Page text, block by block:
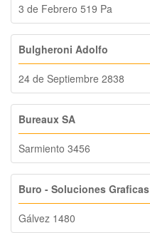
3 de Febrero 519 Pa
Bulgheroni Adolfo
24 de Septiembre 2838
Bureaux SA
Sarmiento 3456
Buro - Soluciones Graficas
Gálvez 1480